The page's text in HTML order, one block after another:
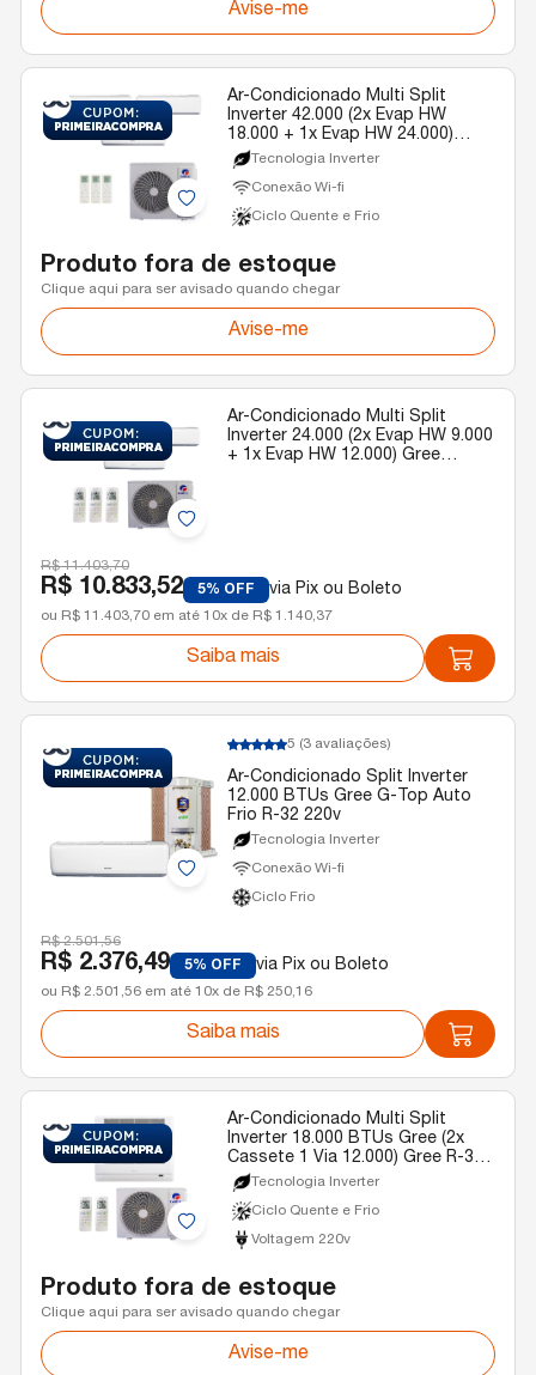
Avise-me
Ar-Condicionado Multi Split
Inverter 42.000 (2x Evap HW
18.000 + 1x Evap HW 24.000)
Gree Quente/Frio R-32 220v
Tecnologia Inverter
Conexão Wi-fi
Ciclo Quente e Frio
Produto fora de estoque
Clique aqui para ser avisado quando chegar
Avise-me
Ar-Condicionado Multi Split
Inverter 24.000 (2x Evap HW 9.000
+ 1x Evap HW 12.000) Gree
R$ 11.403,70
R$ 10.833,52 5% OFF via Pix ou Boleto
ou R$ 11.403,70 em até 10x de R$ 1.140,37
Saiba mais
5 (3 avaliações)
Ar-Condicionado Split Inverter
12.000 BTUs Gree G-Top Auto
Frio R-32 220v
Tecnologia Inverter
Conexão Wi-fi
Ciclo Frio
R$ 2.501,56
R$ 2.376,49 5% OFF via Pix ou Boleto
ou R$ 2.501,56 em até 10x de R$ 250,16
Saiba mais
Ar-Condicionado Multi Split
Inverter 18.000 BTUs Gree (2x
Cassete 1 Via 12.000) Gree R-32
Quente e Frio 220v
Tecnologia Inverter
Ciclo Quente e Frio
Voltagem 220v
Produto fora de estoque
Clique aqui para ser avisado quando chegar
Avise-me